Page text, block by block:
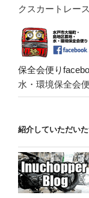
クスカートレー
保全会便り
水・環境保全会
紹介していただい